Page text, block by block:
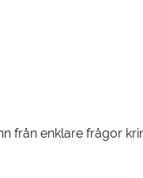
från enklare frågor